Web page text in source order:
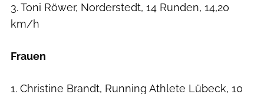
3. Toni Röwer, Norderstedt, 14 Runden, 14,20
km/h
Frauen
1. Christine Brandt, Running Athlete Lübeck, 10